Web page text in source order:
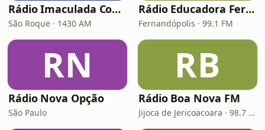
Rádio Imaculada Conceição
São Roque · 1430 AM
Rádio Educadora Fernandópolis
Fernandópolis · 99.1 FM
RN
Rádio Nova Opção
São Paulo
RB
Rádio Boa Nova FM
Jijoca de Jericoacoara · 98.7 FM